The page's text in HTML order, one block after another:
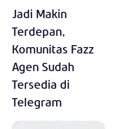
Jadi Makin
Terdepan,
Komunitas Fazz
Agen Sudah
Tersedia di
Telegram